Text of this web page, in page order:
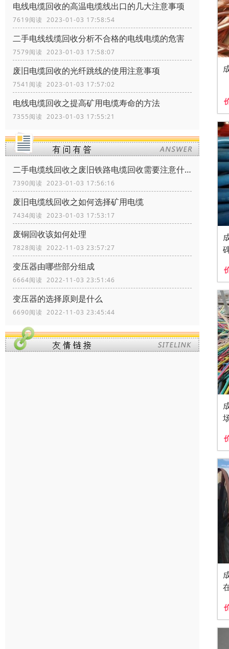
电线电缆回收的高温电缆线出口的几大注意事项
7619阅读 2023-01-03 17:58:54
二手电线线缆回收分析不合格的电线电缆的危害
7579阅读 2023-01-03 17:58:07
废旧电缆回收的光纤跳线的使用注意事项
7541阅读 2023-01-03 17:57:02
电线电缆回收之提高矿用电缆寿命的方法
7355阅读 2023-01-03 17:55:21
二手电缆线回收之废旧铁路电缆回收需要注意什么
7390阅读 2023-01-03 17:56:16
废旧电缆线回收之如何选择矿用电缆
7434阅读 2023-01-03 17:53:17
废铜回收该如何处理
7828阅读 2022-11-03 23:57:27
变压器由哪些部分组成
6664阅读 2022-11-03 23:51:46
变压器的选择原则是什么
6690阅读 2022-11-03 23:45:44